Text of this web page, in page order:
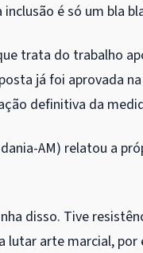
é só um bla
trata do trabalho
já foi aprovada
definitiva da
AM) relatou a
disso. Tive
lutar arte marcial,